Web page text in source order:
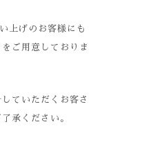
上げのお客様にも
ご用意しておりま
ていただくお客さ
承ください。